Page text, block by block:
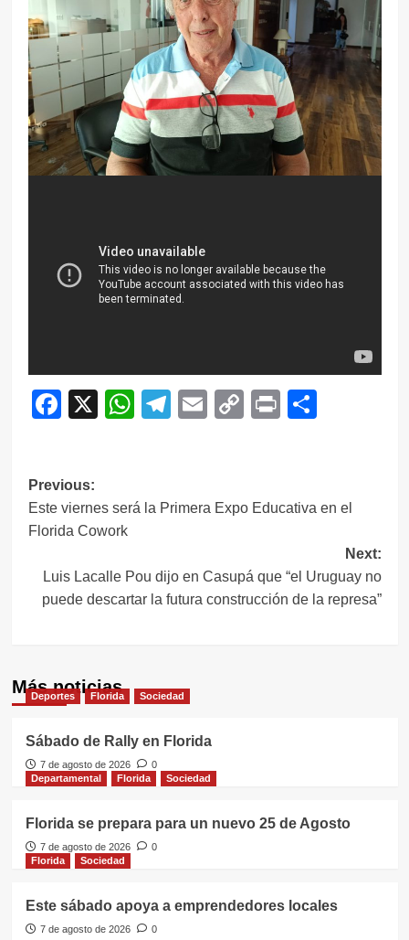
Facebook
X WhatsApp
Telegram
EmailCopy
Print
Navegación
de
Previous:
Este viernes será la Primera Expo Educativa en el
Florida Cowork
Next:
Luis Lacalle Pou dijo en Casupá que “el Uruguay no
puede descartar la futura construcción de la represa”
Más noticias
Deportes Florida Sociedad
Sábado de Rally en Florida
7 de agosto de 2026
0
Departamental
Florida Sociedad
Florida se prepara para un nuevo 25 de Agosto
7 de agosto de 2026
0
Florida
Sociedad
Este sábado apoya a emprendedores locales
7 de agosto de 2026 0